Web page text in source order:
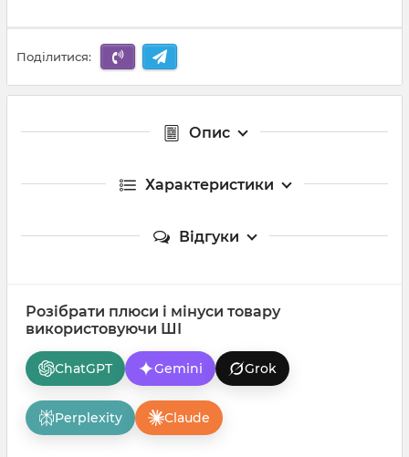
Поділитися:
Опис
Характеристики
Відгуки
Розібрати плюси і мінуси товару
використовуючи ШІ
ChatGPT Gemini Grok
Perplexity Claude